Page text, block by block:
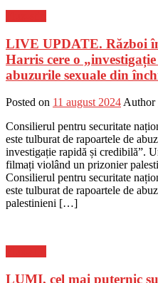
LIVE UPDATE. Război
Harris cere o
abuzurile sexuale din
Posted on 11 august 2024Author
Consilierul pentru securitate
este tulburat de rapoartele de
investigație rapidă și credibilă”.
filmați violând un prizonier
Consilierul pentru securitate
este tulburat de rapoartele de
palestinieni […]
LUMI, cel mai puternic